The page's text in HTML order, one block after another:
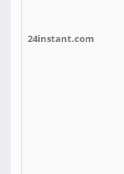
24instant.com